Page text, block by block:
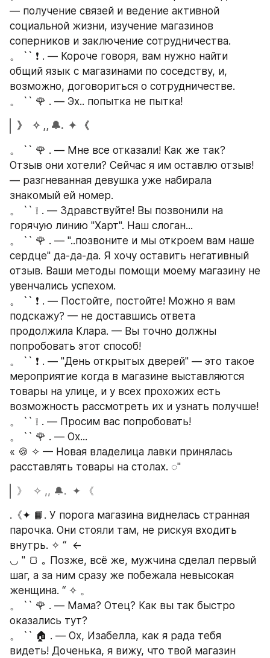
— получение связей и ведение активной
социальной жизни, изучение магазинов
соперников и заключение сотрудничества.
。 `` ❗ . — Короче говоря, вам нужно найти
общий язык с магазинами по соседству, и,
возможно, договориться о сотрудничестве.
。 `` 🌹 . — Эх.. попытка не пытка!
》  ✧ ,, 🔔.  ✦ 《
。 `` 🌹 . — Мне все отказали! Как же так?
Отзыв они хотели? Сейчас я им оставлю отзыв!
— разгневанная девушка уже набирала
знакомый ей номер.
。 `` ❕ . — Здравствуйте! Вы позвонили на
горячую линию "Харт". Наш слоган...
。 `` 🌹 . — "..позвоните и мы откроем вам наше
сердце" да-да-да. Я хочу оставить негативный
отзыв. Ваши методы помощи моему магазину не
увенчались успехом.
。 `` ❗ . — Постойте, постойте! Можно я вам
подскажу? — не доставшись ответа
продолжила Клара. — Вы точно должны
попробовать этот способ!
。 `` ❗ . — "День открытых дверей" — это такое
мероприятие когда в магазине выставляются
товары на улице, и у всех прохожих есть
возможность рассмотреть их и узнать получше!
。 `` ❕ . — Просим вас попробовать!
。 `` 🌹 . — Ох...
« 🍪 ✧ — Новая владелица лавки принялась
расставлять товары на столах. ◌"
》  ✧ ,, 🔔.  ✦ 《
.《✦ 📙. У порога магазина виднелась странная
парочка. Они стояли там, не рискуя входить
внутрь. ✧ “  ←
◡ " 🍞 ｡ Позже, всё же, мужчина сделал первый
шаг, а за ним сразу же побежала невысокая
женщина. “ ✧ 。
。 `` 🌹 . — Мама? Отец? Как вы так быстро
оказались тут?
。 `` 🏠 . — Ох, Изабелла, как я рада тебя
видеть! Доченька, я вижу, что твой магазин